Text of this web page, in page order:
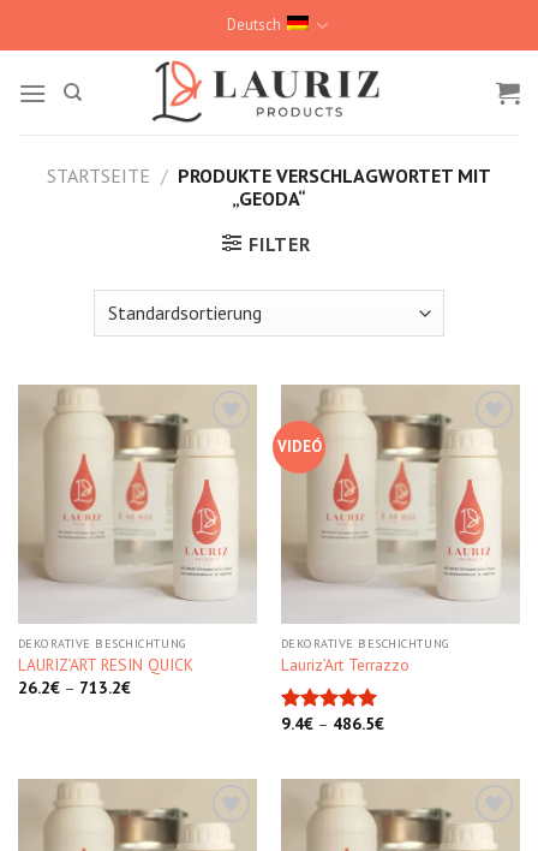
Deutsch
STARTSEITE / PRODUKTE VERSCHLAGWORTET MIT
„GEODA“
FILTER
Kedvencekhez
DEKORATIVE BESCHICHTUNG
LAURIZ’ART RESIN QUICK
26.2€– 713.2€
VIDEÓ
Kedvencekhez
DEKORATIVE BESCHICHTUNG
Lauriz’Art Terrazzo
Bewertet
9.4€– 486.5€